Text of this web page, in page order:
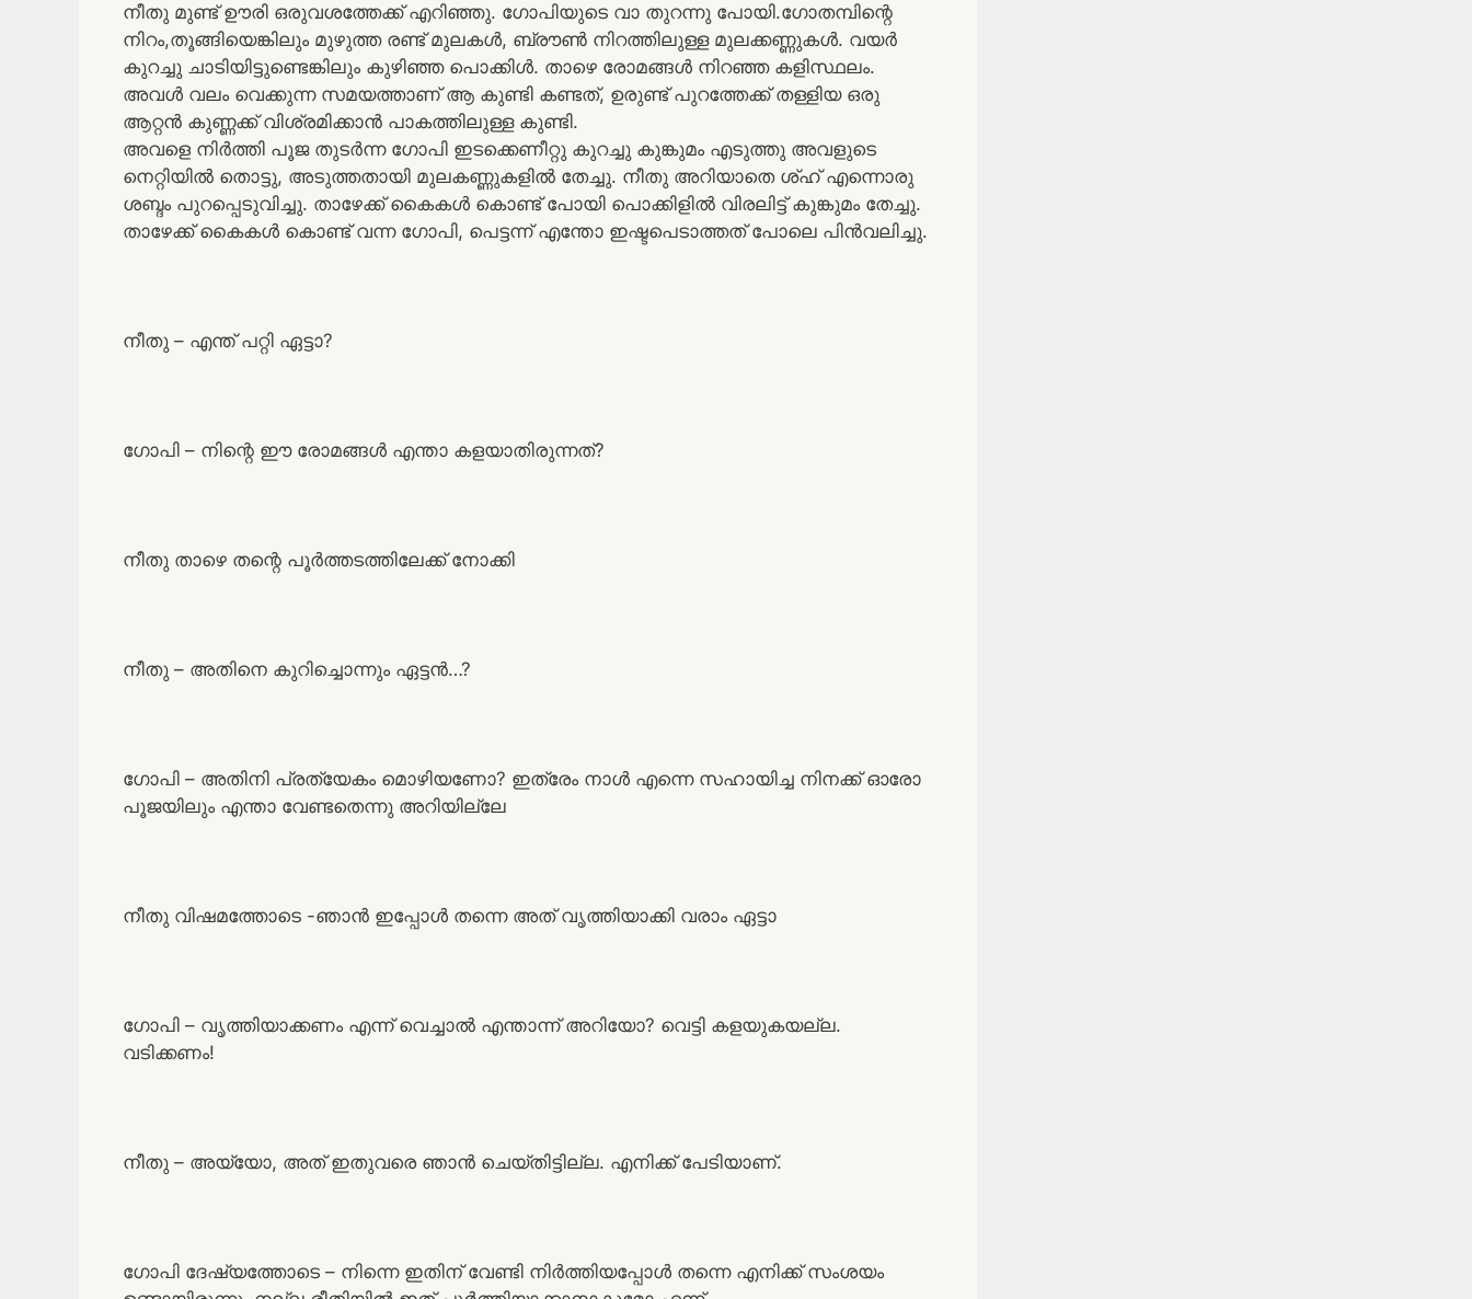
നീതു മുണ്ട് ഊരി ഒരുവശത്തേക്ക് എറിഞ്ഞു. ഗോപിയുടെ വാ തുറന്നു പോയി.ഗോതമ്പിന്റെ
നിറം,തൂങ്ങിയെങ്കിലും മുഴുത്ത രണ്ട് മുലകൾ, ബ്രൗൺ നിറത്തിലുള്ള മുലക്കണ്ണുകൾ. വയർ
കുറച്ചു ചാടിയിട്ടുണ്ടെങ്കിലും കുഴിഞ്ഞ പൊക്കിൾ. താഴെ രോമങ്ങൾ നിറഞ്ഞ കളിസ്ഥലം.
അവൾ വലം വെക്കുന്ന സമയത്താണ് ആ കുണ്ടി കണ്ടത്, ഉരുണ്ട് പുറത്തേക്ക് തള്ളിയ ഒരു
ആറ്റൻ കുണ്ണക്ക് വിശ്രമിക്കാൻ പാകത്തിലുള്ള കുണ്ടി.
അവളെ നിർത്തി പൂജ തുടർന്ന ഗോപി ഇടക്കെണീറ്റു കുറച്ചു കുങ്കുമം എടുത്തു അവളുടെ
നെറ്റിയിൽ തൊട്ടു, അടുത്തതായി മുലകണ്ണുകളിൽ തേച്ചു. നീതു അറിയാതെ ശ്ഹ് എന്നൊരു
ശബ്ദം പുറപ്പെടുവിച്ചു. താഴേക്ക് കൈകൾ കൊണ്ട് പോയി പൊക്കിളിൽ വിരലിട്ട് കുങ്കുമം തേച്ചു.
താഴേക്ക് കൈകൾ കൊണ്ട് വന്ന ഗോപി, പെട്ടന്ന് എന്തോ ഇഷ്ടപെടാത്തത് പോലെ പിൻവലിച്ചു.
നീതു – എന്ത് പറ്റി ഏട്ടാ?
ഗോപി – നിന്റെ ഈ രോമങ്ങൾ എന്താ കളയാതിരുന്നത്?
നീതു താഴെ തന്റെ പൂർത്തടത്തിലേക്ക് നോക്കി
നീതു – അതിനെ കുറിച്ചൊന്നും ഏട്ടൻ…?
ഗോപി – അതിനി പ്രത്യേകം മൊഴിയണോ? ഇത്രേം നാൾ എന്നെ സഹായിച്ച നിനക്ക് ഓരോ
പൂജയിലും എന്താ വേണ്ടതെന്നു അറിയില്ലേ
നീതു വിഷമത്തോടെ -ഞാൻ ഇപ്പോൾ തന്നെ അത് വൃത്തിയാക്കി വരാം ഏട്ടാ
ഗോപി – വൃത്തിയാക്കണം എന്ന് വെച്ചാൽ എന്താന്ന് അറിയോ? വെട്ടി കളയുകയല്ല.
വടിക്കണം!
നീതു – അയ്യോ, അത് ഇതുവരെ ഞാൻ ചെയ്തിട്ടില്ല. എനിക്ക് പേടിയാണ്.
ഗോപി ദേഷ്യത്തോടെ – നിന്നെ ഇതിന് വേണ്ടി നിർത്തിയപ്പോൾ തന്നെ എനിക്ക് സംശയം